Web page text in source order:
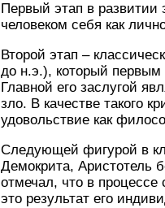
Первый этап в
человеком себя как
Второй этап –
до н.э.), который
Главной его заслугой
зло. В качестве такого
удовольствие как
Следующей фигурой в
Демокрита, Аристотель
отмечал, что в процессе
это результат его